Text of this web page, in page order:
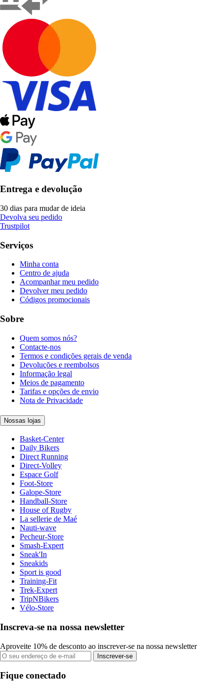
Entrega e devolução
30 dias para mudar de ideia
Devolva seu pedido
Trustpilot
Serviços
Minha conta
Centro de ajuda
Acompanhar meu pedido
Devolver meu pedido
Códigos promocionais
Sobre
Quem somos nós?
Contacte-nos
Termos e condições gerais de venda
Devoluções e reembolsos
Informação legal
Meios de pagamento
Tarifas e opções de envio
Nota de Privacidade
Nossas lojas
Basket-Center
Daily Bikers
Direct Running
Direct-Volley
Espace Golf
Foot-Store
Galope-Store
Handball-Store
House of Rugby
La sellerie de Maé
Nauti-wave
Pecheur-Store
Smash-Expert
Sneak'In
Sneakids
Sport is good
Training-Fit
Trek-Expert
TripNBikers
Vélo-Store
Inscreva-se na nossa newsletter
Aproveite 10% de desconto ao inscrever-se na nossa newsletter
Inscrever-se
Fique conectado